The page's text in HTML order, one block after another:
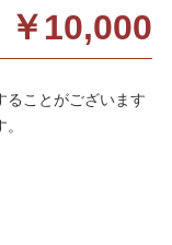
￥10,000
ことがございます